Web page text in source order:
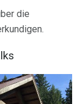
die